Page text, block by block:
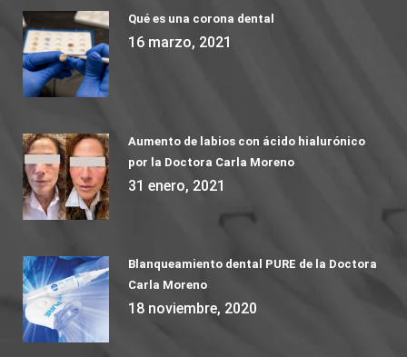
Qué es una corona dental
16 marzo, 2021
Aumento de labios con ácido hialurónico
por la Doctora Carla Moreno
31 enero, 2021
Blanqueamiento dental PURE de la Doctora
Carla Moreno
18 noviembre, 2020